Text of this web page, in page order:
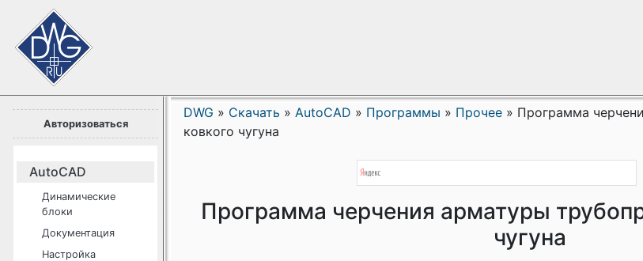
Авторизоваться
AutoCAD
Динамические
блоки
Документация
Настройка
DWG » Скачать » AutoCAD » Программы » Прочее » Программа
ковкого чугуна
Программа черчения арматуры
чугуна